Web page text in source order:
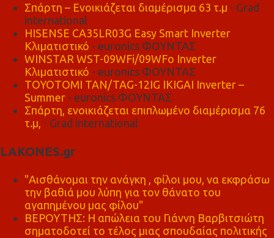
Σπάρτη – Ενοικιάζεται διαμέρισμα 63 τ.μ - Grad
international
HISENSE CA35LR03G Easy Smart Inverter
Κλιματιστικό - euronics ΦΟΥΝΤΑΣ
WINSTAR WST-09WFi/09WFo Inverter
Κλιματιστικό - euronics ΦΟΥΝΤΑΣ
TOYOTOMI TAN/TAG-12IG IKIGAI Inverter –
Summer - euronics ΦΟΥΝΤΑΣ
Σπάρτη, ενοικιάζεται επιπλωμένο διαμέρισμα 76
τ.μ, - Grad international
LAKONES.gr
"Αισθάνομαι την ανάγκη , φίλοι μου, να εκφράσω
την βαθιά μου λύπη για τον θάνατο του
αγαπημένου μας φίλου"
ΒΕΡΟΥΤΗΣ: Η απώλεια του Γιάννη Βαρβιτσιώτη
σηματοδοτεί το τέλος μιας σπουδαίας πολιτικής